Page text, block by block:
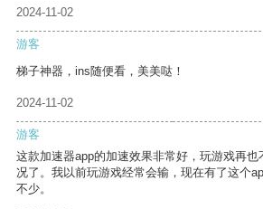
2024-11-02
游客
梯子神器，ins随便看，美美哒！
2024-11-02
游客
这款加速器app的加速效果非常好，玩游戏再
况了。我以前玩游戏经常会输，现在有了这个
不少。